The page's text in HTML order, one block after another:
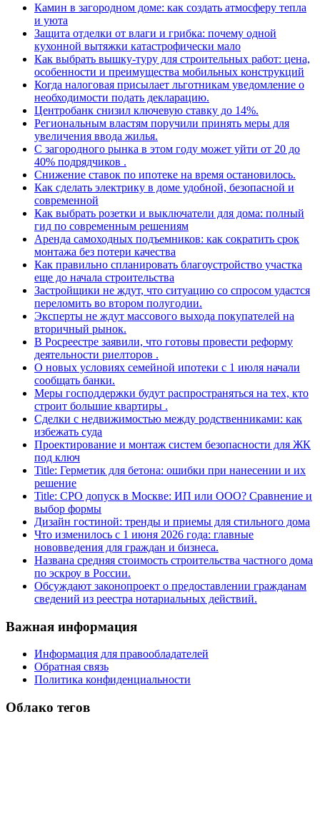
Камин в загородном доме: как создать атмосферу тепла
и уюта
Защита отделки от влаги и грибка: почему одной
кухонной вытяжки катастрофически мало
Как выбрать вышку-туру для строительных работ: цена,
особенности и преимущества мобильных конструкций
Когда налоговая присылает льготникам уведомление о
необходимости подать декларацию.
Центробанк снизил ключевую ставку до 14%.
Региональным властям поручили принять меры для
увеличения ввода жилья.
С загородного рынка в этом году может уйти от 20 до
40% подрядчиков .
Снижение ставок по ипотеке на время остановилось.
Как сделать электрику в доме удобной, безопасной и
современной
Как выбрать розетки и выключатели для дома: полный
гид по современным решениям
Аренда самоходных подъемников: как сократить срок
монтажа без потери качества
Как правильно спланировать благоустройство участка
еще до начала строительства
Застройщики не ждут, что ситуацию со спросом удастся
переломить во втором полугодии.
Эксперты не ждут массового выхода покупателей на
вторичный рынок.
В Росреестре заявили, что готовы провести реформу
деятельности риелторов .
О новых условиях семейной ипотеки с 1 июля начали
сообщать банки.
Меры господдержки будут распространяться на тех, кто
строит большие квартиры .
Сделки с недвижимостью между родственниками: как
избежать суда
Проектирование и монтаж систем безопасности для ЖК
под ключ
Title: Герметик для бетона: ошибки при нанесении и их
решение
Title: СРО допуск в Москве: ИП или ООО? Сравнение и
выбор формы
Дизайн гостиной: тренды и приемы для стильного дома
Что изменилось с 1 июня 2026 года: главные
нововведения для граждан и бизнеса.
Названа средняя стоимость строительства частного дома
по эскроу в России.
Обсуждают законопроект о предоставлении гражданам
сведений из реестра нотариальных действий.
Важная информация
Информация для правообладателей
Обратная связь
Политика конфиденциальности
Облако тегов